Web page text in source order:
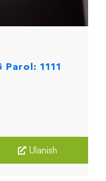
1111
Ulanish